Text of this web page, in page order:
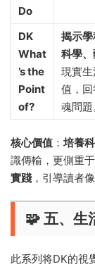
Do
DK
What
’s the
Point
of?
揭示
科學
現實
值，回
魂問題
核心價值 ：培養
識傳輸，更側重于
實踐 ，引導讀者
🧩 五、生
此系列将DK的視